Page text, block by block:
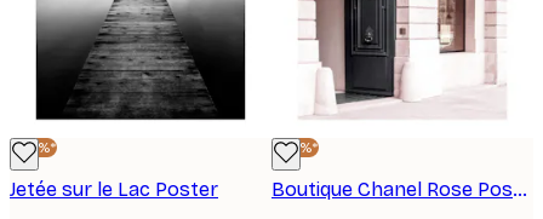
-40%*
Jetée sur le Lac Poster
-40%*
Boutique Chanel Rose Poster